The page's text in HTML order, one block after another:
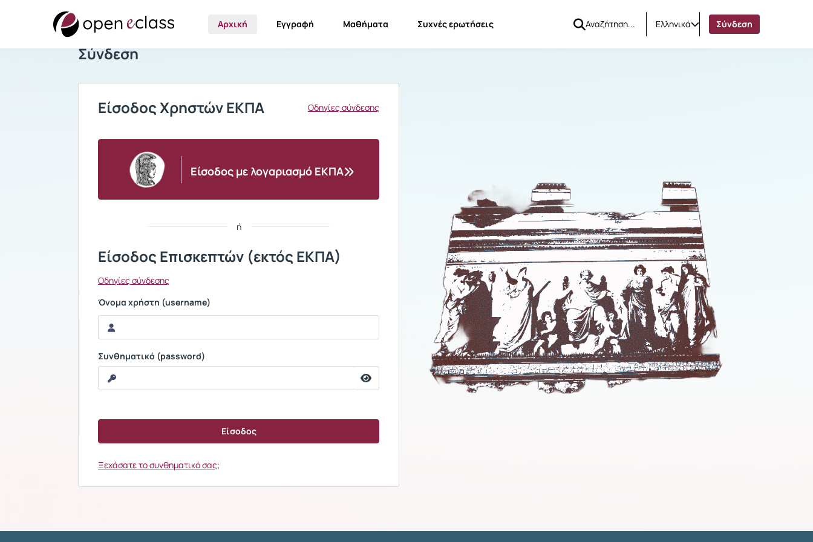
Αρχική Εγγραφή Μαθήματα Συχνές ερωτήσεις Ελληνικά Σύνδεση
Σύνδεση
Είσοδος Χρηστών ΕΚΠΑ Οδηγίες σύνδεσης
Είσοδος με λογαριασμό ΕΚΠΑ
ή
Είσοδος Επισκεπτών (εκτός ΕΚΠΑ)
Οδηγίες σύνδεσης
Όνομα χρήστη (username)
Συνθηματικό (password)
Ξεχάσατε το συνθηματικό σας;